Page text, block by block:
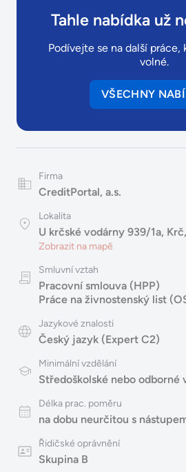
Tahle nabídka už
Podívejte se na další práce,
volné.
VŠECHNY
Firma
CreditPortal, a.s.
Lokalita
U krčské vodárny 939/1a,
Zobrazit na mapě
Smluvní vztah
Pracovní smlouva (HPP)
Práce na živnostenský list
Jazykové znalosti
Český jazyk (Expert C2)
Minimální vzdělání
Středoškolské nebo
Délka prac. poměru
na dobu neurčitou s
Řidičské oprávnění
Skupina B